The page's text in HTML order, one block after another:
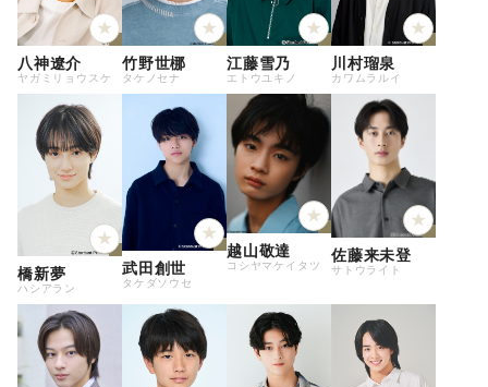
八神遼介
ヤガミリョウスケ
竹野世梛
タケノセナ
江藤雪乃
エトウユキノ
川村瑠泉
カワムラルイ
橋新夢
ハシアラン
武田創世
タケダソウセ
越山敬達
コシヤマケイタツ
佐藤来未登
サトウライト